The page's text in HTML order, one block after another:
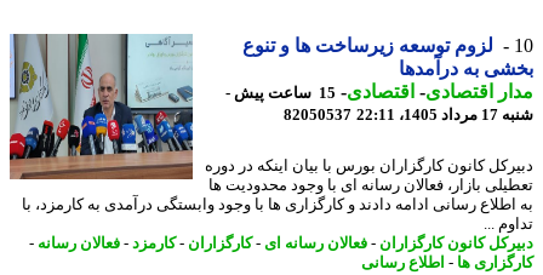
لزوم توسعه زیرساخت ها و تنوع
به درآمدها
اقتصادی-اقتصادی-
15 ساعت پیش -
22:11
82050537
کانون کارگزاران بورس با بیان اینکه در دوره
بازار، فعالان رسانه ای با وجود محدودیت ها
رسانی ادامه دادند و کارگزاری ها با وجود وابستگی درآمدی به کارمزد، با
...
کانون کارگزاران - فعالان رسانه ای- کارگزاران - کارمزد -فعالان رسانه-
ها - اطلاع رسانی